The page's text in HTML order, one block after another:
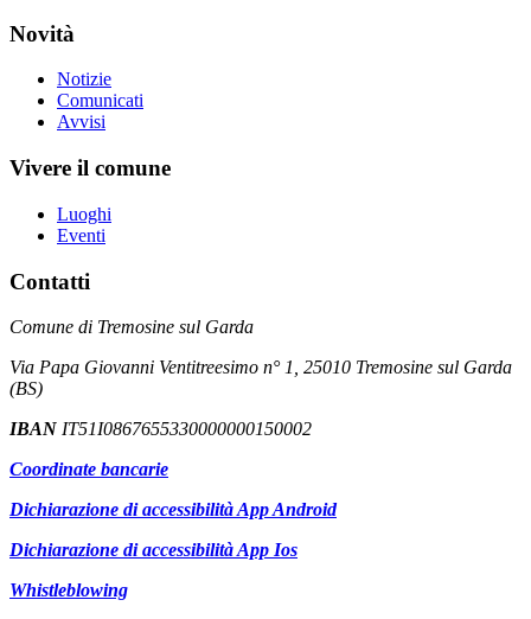
Novità
Notizie
Comunicati
Avvisi
Vivere il comune
Luoghi
Eventi
Contatti
Comune di Tremosine sul Garda
Via Papa Giovanni Ventitreesimo n° 1, 25010 Tremosine sul Garda
(BS)
IBAN IT51I0867655330000000150002
Coordinate bancarie
Dichiarazione di accessibilità App Android
Dichiarazione di accessibilità App Ios
Whistleblowing